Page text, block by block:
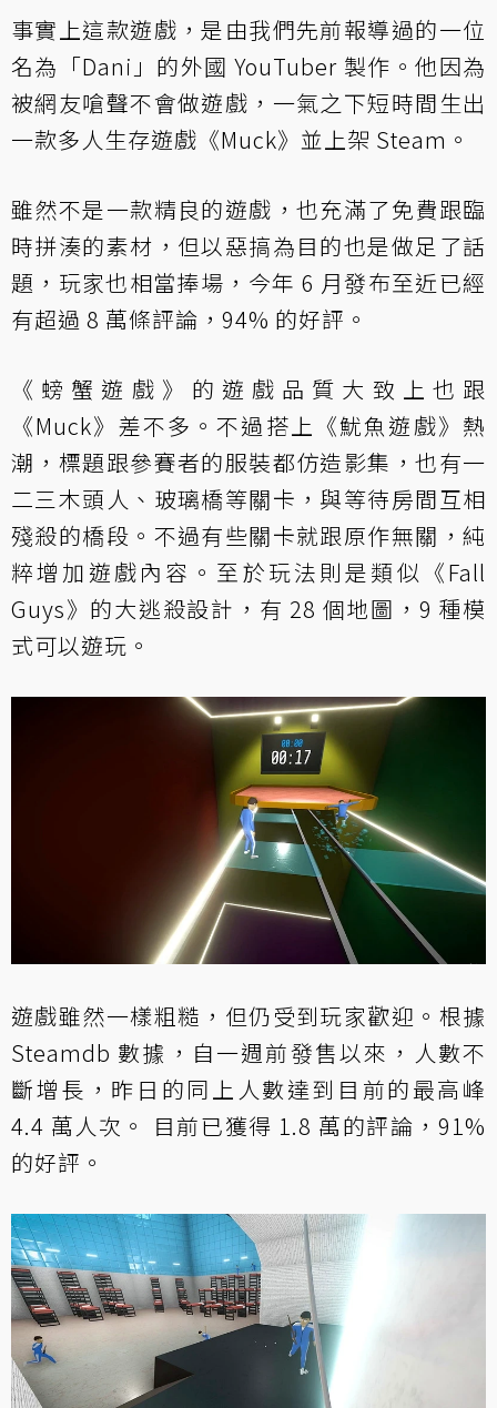
事實上這款遊戲，是由我們先前報導過的一位
名為「Dani」的外國 YouTuber 製作。他因為
被網友嗆聲不會做遊戲，一氣之下短時間生出
一款多人生存遊戲《Muck》並上架 Steam。
雖然不是一款精良的遊戲，也充滿了免費跟臨
時拼湊的素材，但以惡搞為目的也是做足了話
題，玩家也相當捧場，今年 6 月發布至近已經
有超過 8 萬條評論，94% 的好評。
《螃蟹遊戲》的遊戲品質大致上也跟
《Muck》差不多。不過搭上《魷魚遊戲》熱
潮，標題跟參賽者的服裝都仿造影集，也有一
二三木頭人、玻璃橋等關卡，與等待房間互相
殘殺的橋段。不過有些關卡就跟原作無關，純
粹增加遊戲內容。至於玩法則是類似《Fall
Guys》的大逃殺設計，有 28 個地圖，9 種模
式可以遊玩。
遊戲雖然一樣粗糙，但仍受到玩家歡迎。根據
Steamdb 數據，自一週前發售以來，人數不
斷增長，昨日的同上人數達到目前的最高峰
4.4 萬人次。 目前已獲得 1.8 萬的評論，91%
的好評。